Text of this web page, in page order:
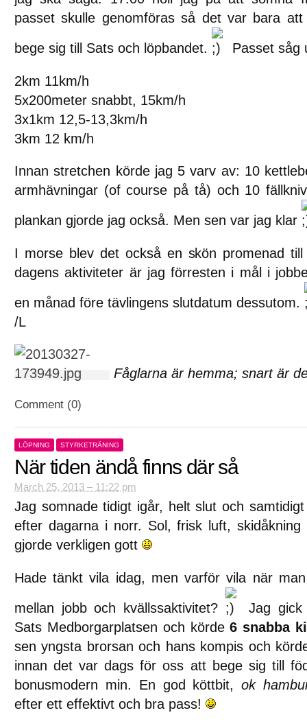
passet skulle genomföras så det var bara
bege sig till Sats och löpbandet.
Passet såg
2km 11km/h
5x200meter snabbt, 15km/h
3x1km 12,5-13,3km/h
3km 12 km/h
Innan stretchen körde jag 5 varv av: 10
armhävningar (of course på tå) och 10
plankan gjorde jag också. Men sen var jag klar
I morse blev det också en skön promenad
dagens aktiviteter är jag förresten i mål i
en månad före tävlingens slutdatum dessutom.
/L
Fåglarna är hemma; snart är
Comment (0)
LÖPNING STYRKETRÄNING
När tiden ändå finns där så
March 25, 2013 – 11:22 pm
Jag somnade tidigt igår, helt slut och
efter dagarna i norr. Sol, frisk luft, skidåkning
gjorde verkligen gott
Hade tänkt vila idag, men varför vila när
mellan jobb och kvällssaktivitet?
Jag gick
Sats Medborgarplatsen och körde6 snabba
sen yngsta brorsan och hans kompis och
innan det var dags för oss att bege sig till
bonusmodern min. En god köttbit,ok
efter ett effektivt och bra pass!